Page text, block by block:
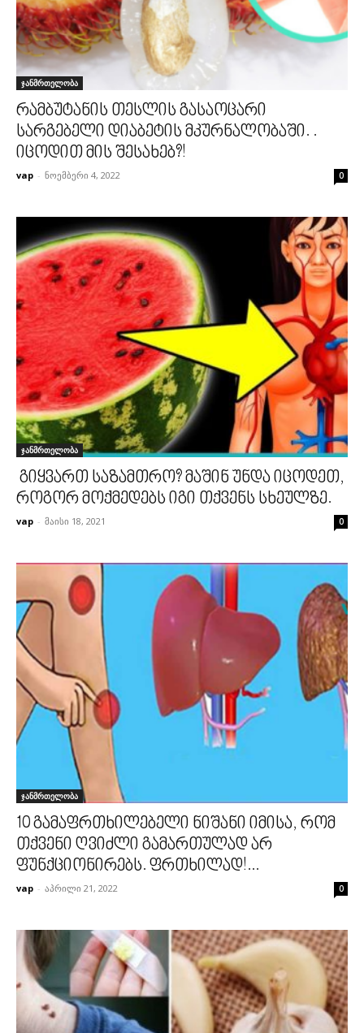
ჯანმრთელობა
რამბუტანის თესლის გასაოცარი
სარგებელი დიაბეტის მკურნალობაში. .
იცოდით მის შესახებ?!
vap - ნოემბერი 4, 2022 0
ჯანმრთელობა
გიყვართ საზამთრო? მაშინ უნდა იცოდეთ,
როგორ მოქმედებს იგი თქვენს სხეულზე.
vap - მაისი 18, 2021 0
ჯანმრთელობა
10 გამაფრთხილებელი ნიშანი იმისა, რომ
თქვენი ღვიძლი გამართულად არ
ფუნქციონირებს. ფრთხილად!...
vap - აპრილი 21, 2022 0